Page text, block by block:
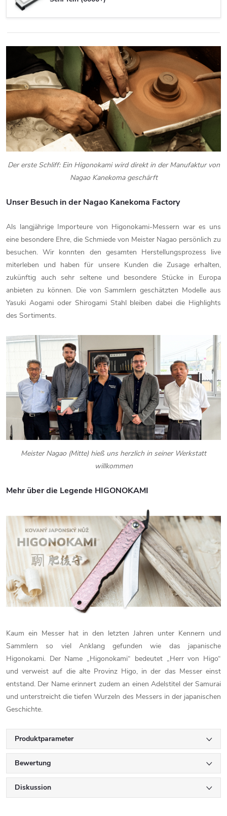
Der erste Schliff: Ein Higonokami wird direkt in der Manufaktur von
Nagao Kanekoma geschärft
Unser Besuch in der Nagao Kanekoma Factory
Als langjährige Importeure von Higonokami-Messern war es uns
eine besondere Ehre, die Schmiede von Meister Nagao persönlich zu
besuchen. Wir konnten den gesamten Herstellungsprozess live
miterleben und haben für unsere Kunden die Zusage erhalten,
zukünftig auch sehr seltene und besondere Stücke in Europa
anbieten zu können. Die von Sammlern geschätzten Modelle aus
Yasuki Aogami oder Shirogami Stahl bleiben dabei die Highlights
des Sortiments.
Meister Nagao (Mitte) hieß uns herzlich in seiner Werkstatt
willkommen
Mehr über die Legende HIGONOKAMI
Kaum ein Messer hat in den letzten Jahren unter Kennern und
Sammlern so viel Anklang gefunden wie das japanische
Higonokami. Der Name „Higonokami“ bedeutet „Herr von Higo“
und verweist auf die alte Provinz Higo, in der das Messer einst
entstand. Der Name erinnert zudem an einen Adelstitel der Samurai
und unterstreicht die tiefen Wurzeln des Messers in der japanischen
Geschichte.
Produktparameter
Bewertung
Diskussion